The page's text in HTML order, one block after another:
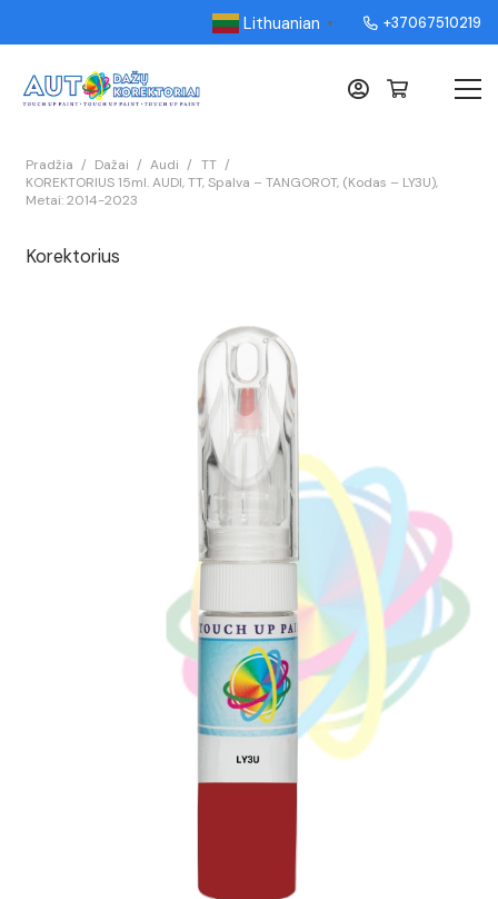
Lithuanian ▼ +37067510219
Pradžia / Dažai / Audi / TT /
KOREKTORIUS 15ml. AUDI, TT, Spalva – TANGOROT, (Kodas – LY3U),
Metai: 2014-2023
Korektorius